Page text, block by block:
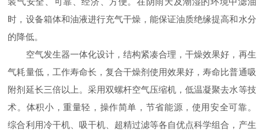
时，设备箱体和油液进行充气干燥，能保证油质绝缘提高和水分
的降低。
空气发生器一体化设计，结构紧凑合理，干燥效果好，再生
气耗量低，工作寿命长，复合干燥剂使用效果好，寿命比普通吸
附剂延长三倍以上。采用双螺杆空气压缩机，低温凝聚去水等技
术。体积小，重量轻，操作简单，节省能源，使用安全可靠。
综合利用冷干机、吸干机、超精过滤等各自优点科学组合，产生